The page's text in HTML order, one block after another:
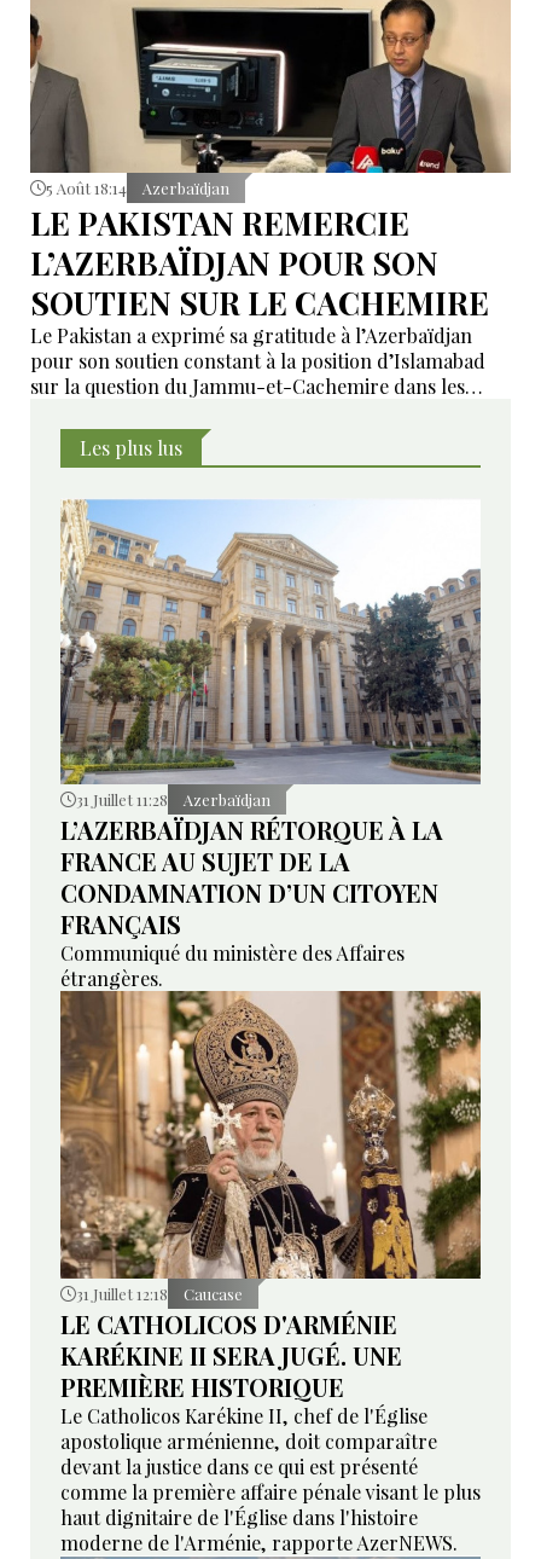
5 Août 18:14 Azerbaïdjan
LE PAKISTAN REMERCIE
L’AZERBAÏDJAN POUR SON
SOUTIEN SUR LE CACHEMIRE
Le Pakistan a exprimé sa gratitude à l’Azerbaïdjan
pour son soutien constant à la position d’Islamabad
sur la question du Jammu-et-Cachemire dans les
Les plus lus
31 Juillet 11:28 Azerbaïdjan
L’AZERBAÏDJAN RÉTORQUE À LA
FRANCE AU SUJET DE LA
CONDAMNATION D’UN CITOYEN
FRANÇAIS
Communiqué du ministère des Affaires
étrangères.
31 Juillet 12:18 Caucase
LE CATHOLICOS D'ARMÉNIE
KARÉKINE II SERA JUGÉ. UNE
PREMIÈRE HISTORIQUE
Le Catholicos Karékine II, chef de l'Église
apostolique arménienne, doit comparaître
devant la justice dans ce qui est présenté
comme la première affaire pénale visant le plus
haut dignitaire de l'Église dans l'histoire
moderne de l'Arménie, rapporte AzerNEWS.